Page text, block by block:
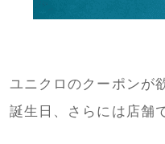
ユニクロのクーポンが
誕生日、さらには店舗